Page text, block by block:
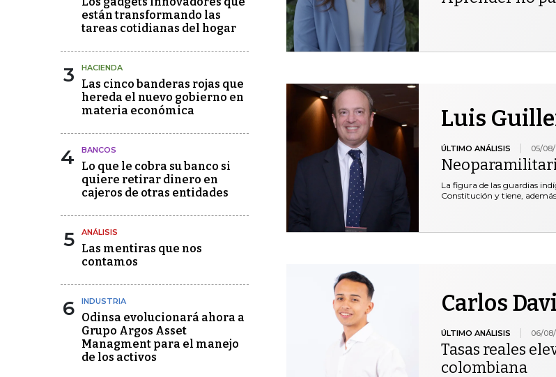
están transformando las
tareas cotidianas del hogar
3 HACIENDA
Las cinco banderas rojas que
hereda el nuevo gobierno en
materia económica
4 BANCOS
Lo que le cobra su banco si
quiere retirar dinero en
cajeros de otras entidades
5 ANÁLISIS
Las mentiras que nos
contamos
6 INDUSTRIA
Odinsa evolucionará ahora a
Grupo Argos Asset
Managment para el manejo
de los activos
Luis
ÚLTIMO ANÁLISIS 05/
La figura de las guardias
Constitución y tiene,
Carlos
ÚLTIMO ANÁLISIS 06/
Tasas reales
colombiana